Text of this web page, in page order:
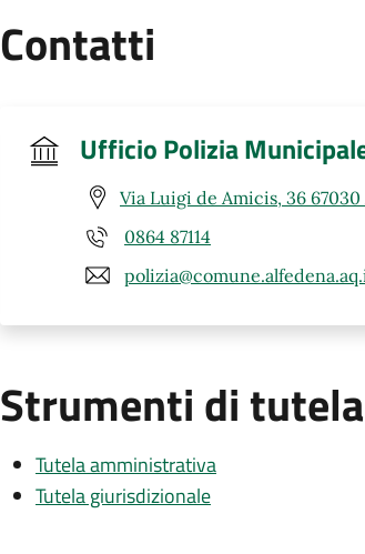
Contatti
Ufficio Polizia
Via Luigi de Amicis, 36 67030
0864 87114
Strumenti di tutela
Tutela amministrativa
Tutela giurisdizionale